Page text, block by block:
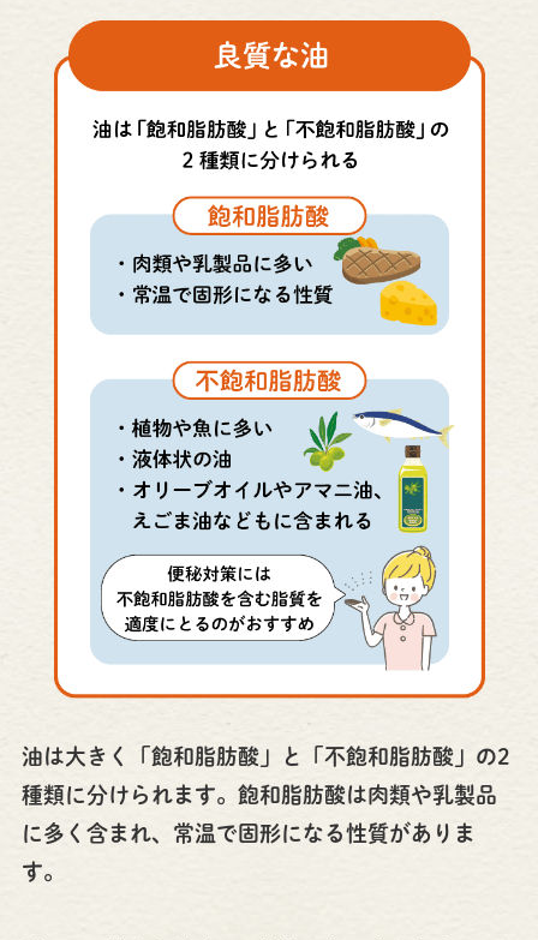
油は大きく「飽和脂肪酸」と「不飽和脂肪酸」の2
種類に分けられます。飽和脂肪酸は肉類や乳製品
に多く含まれ、常温で固形になる性質がありま
す。